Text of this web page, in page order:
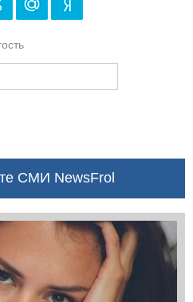
СМИ NewsFrol